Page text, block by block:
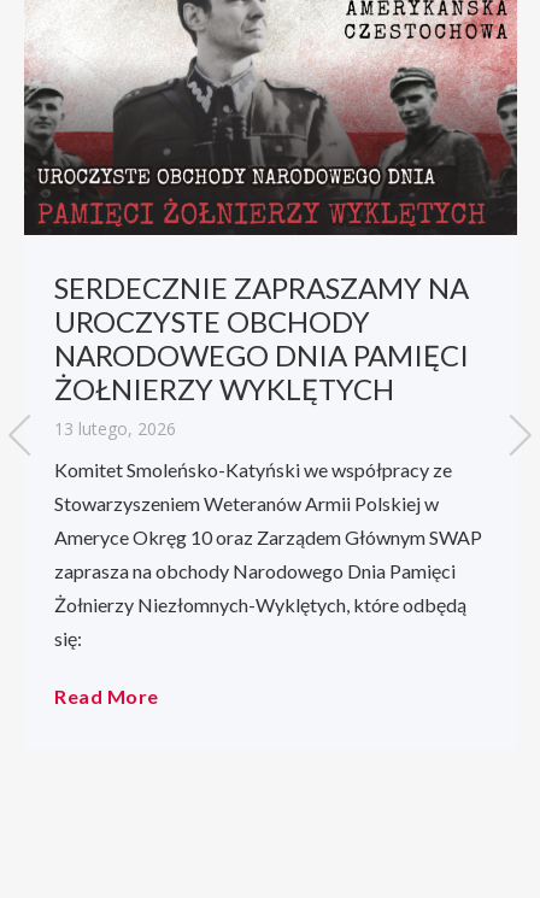
SERDECZNIE ZAPRASZAMY NA
UROCZYSTE OBCHODY
NARODOWEGO DNIA PAMIĘCI
ŻOŁNIERZY WYKLĘTYCH
13 lutego, 2026
Komitet Smoleńsko-Katyński we współpracy ze
Stowarzyszeniem Weteranów Armii Polskiej w
Ameryce Okręg 10 oraz Zarządem Głównym SWAP
zaprasza na obchody Narodowego Dnia Pamięci
Żołnierzy Niezłomnych-Wyklętych, które odbędą
się:
Read More